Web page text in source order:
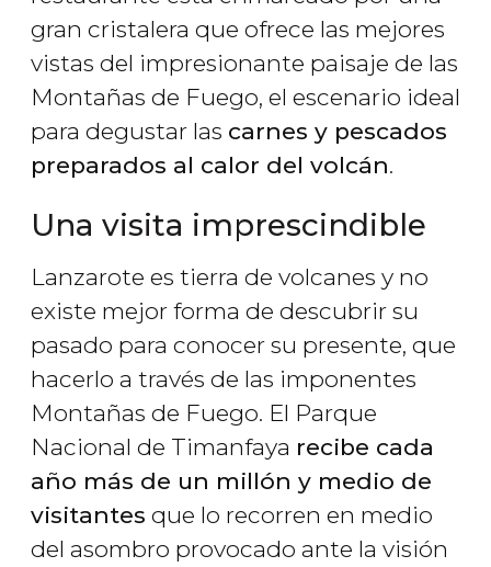
gran cristalera que ofrece las mejores
vistas del impresionante paisaje de las
Montañas de Fuego, el escenario ideal
para degustar las carnes y pescados
preparados al calor del volcán.
Una visita imprescindible
Lanzarote es tierra de volcanes y no
existe mejor forma de descubrir su
pasado para conocer su presente, que
hacerlo a través de las imponentes
Montañas de Fuego. El Parque
Nacional de Timanfaya recibe cada
año más de un millón y medio de
visitantes que lo recorren en medio
del asombro provocado ante la visión